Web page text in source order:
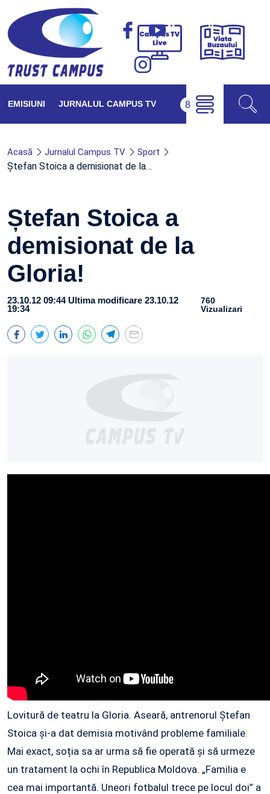
Campus
Viața
EMISIUNI JURNALUL CAMPUS TV
Acasă Jurnalul Campus TV Sport
Ștefan Stoica a demisionat de la…
Ștefan Stoica a
demisionat de la
Gloria!
23.10.12 09:44 Ultima modificare 23.10.12
19:34
760
Vizualizari
Lovitură de teatru la Gloria. Aseară, antrenorul Ștefan
Stoica și-a dat demisia motivând probleme familiale.
Mai exact, soția sa ar urma să fie operată și să urmeze
un tratament la ochi în Republica Moldova. „Familia e
cea mai importantă. Uneori fotbalul trece pe locul doi” a